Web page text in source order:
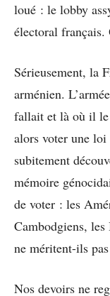
loué : le lobby
électoral français.
Sérieusement, la
arménien.
fallait et là où il le
alors voter une loi
subitement
mémoire
de voter : les
Cambodgiens, les
ne méritent-ils
Nos devoirs ne